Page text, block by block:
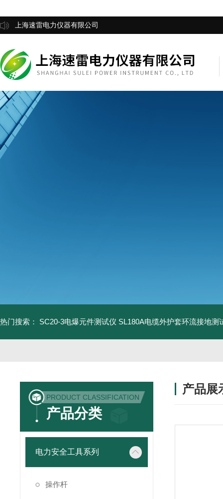
上海速雷电力仪器有限公司
热门搜索： SC20-3电爆元件测试仪 SL180A电缆外护套环流接地测
PRODUCT CLASSIFICATION
产品分类
电力安全工具系列
操作杆
产品展